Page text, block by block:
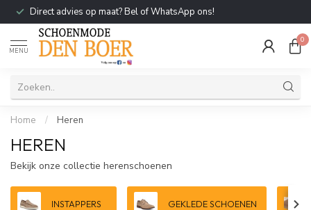
Direct advies op maat? Bel of WhatsApp ons!
MENU
0
Home / Heren
HEREN
Bekijk onze collectie herenschoenen
INSTAPPERS GEKLEDE SCHOENEN